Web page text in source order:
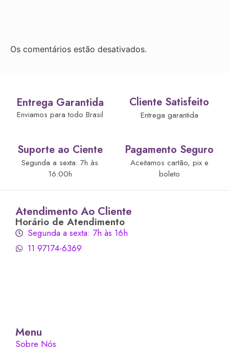
Os comentários estão desativados.
Entrega Garantida
Enviamos para todo Brasil
Cliente Satisfeito
Entrega garantida
Suporte ao Ciente
Segunda a sexta: 7h às
16:00h
Pagamento Seguro
Aceitamos cartão, pix e
boleto
Atendimento Ao Cliente
Horário de Atendimento
Segunda a sexta: 7h às 16h
11 97174-6369
Menu
Sobre Nós